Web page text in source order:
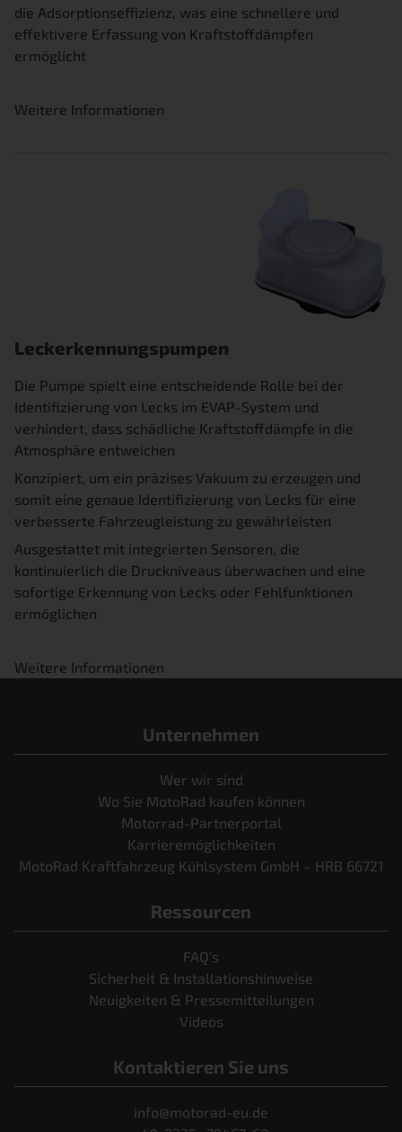
die Adsorptionseffizienz, was eine schnellere und
effektivere Erfassung von Kraftstoffdämpfen
ermöglicht
Weitere Informationen
Leckerkennungspumpen
Die Pumpe spielt eine entscheidende Rolle bei der
Identifizierung von Lecks im EVAP-System und
verhindert, dass schädliche Kraftstoffdämpfe in die
Atmosphäre entweichen
Konzipiert, um ein präzises Vakuum zu erzeugen und
somit eine genaue Identifizierung von Lecks für eine
verbesserte Fahrzeugleistung zu gewährleisten
Ausgestattet mit integrierten Sensoren, die
kontinuierlich die Druckniveaus überwachen und eine
sofortige Erkennung von Lecks oder Fehlfunktionen
ermöglichen
Weitere Informationen
Unternehmen
Wer wir sind
Wo Sie MotoRad kaufen können
Motorrad-Partnerportal
Karrieremöglichkeiten
MotoRad Kraftfahrzeug Kühlsystem GmbH – HRB 66721
Ressourcen
FAQ’s
Sicherheit & Installationshinweise
Neuigkeiten & Pressemitteilungen
Videos
Kontaktieren Sie uns
info@motorad-eu.de